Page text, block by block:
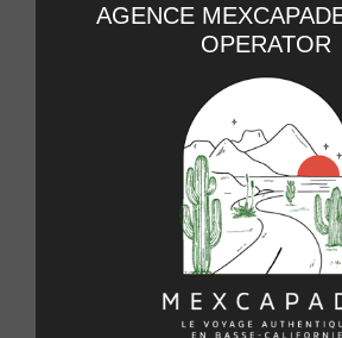
AGENCE
OPERATOR